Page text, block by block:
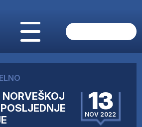
NORVEŠKOJ
13
NOV 2022